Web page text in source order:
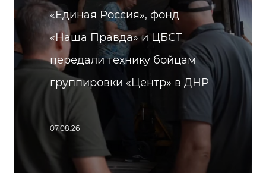
«Единая Россия», фонд
«Наша Правда» и ЦБСТ
передали технику бойцам
группировки «Центр» в ДНР
07.08.26